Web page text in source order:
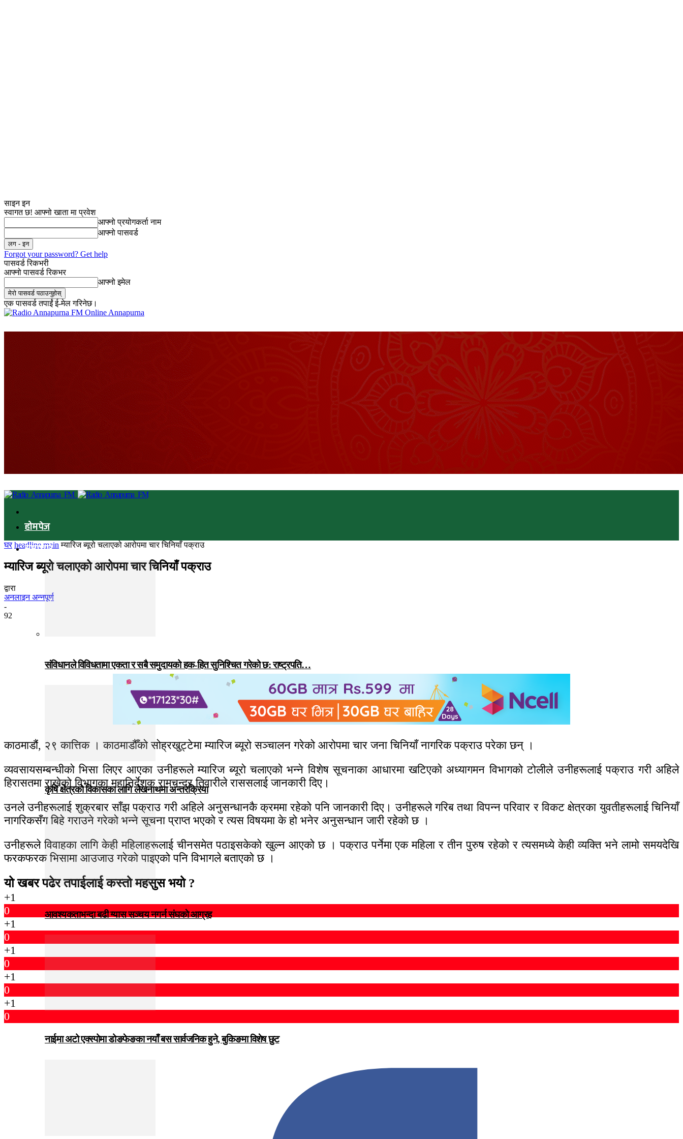
साइन इन
स्वागत छ! आफ्नो खाता मा प्रवेश
आफ्नो प्रयोगकर्ता नाम
आफ्नो पासवर्ड
Forgot your password? Get help
पासवर्ड रिकभरी
आफ्नो पासवर्ड रिकभर
आफ्नो इमेल
एक पासवर्ड तपाईं ई-मेल गरिनेछ।
Online Annapurna
होमपेज
समाचार
संविधानले विविधतामा एकता र सबै समुदायको हक-हित सुनिश्चित गरेको छ: राष्ट्रपति…
कृषि क्षेत्रको विकासका लागि लेखनाथमा अन्तरक्रिया
आवश्यकताभन्दा बढी ग्यास सञ्चय नगर्न संघकाे आग्रह
नाईमा अटो एक्स्पोमा डोङफेङका नयाँ बस सार्वजनिक हुने, बुकिङमा विशेष छुट
घर headline main म्यारिज ब्यूरो चलाएको आरोपमा चार चिनियाँ पक्राउ
म्यारिज ब्यूरो चलाएको आरोपमा चार चिनियाँ पक्राउ
द्वारा
अनलाइन अन्नपूर्ण
-
92
काठमाडौं, २९ कात्तिक । काठमाडौँको सोह्रखुट्टेमा म्यारिज ब्यूरो सञ्चालन गरेको आरोपमा चार जना चिनियाँ नागरिक पक्राउ परेका छन् ।
व्यवसायसम्बन्धीको भिसा लिएर आएका उनीहरूले म्यारिज ब्यूरो चलाएको भन्ने विशेष सूचनाका आधारमा खटिएको अध्यागमन विभागको टोलीले उनीहरूलाई पक्राउ गरी अहिले
हिरासतमा राखेको विभागका महानिर्देशक रामचन्द्र तिवारीले राससलाई जानकारी दिए।
उनले उनीहरूलाई शुक्रबार साँझ पक्राउ गरी अहिले अनुसन्धानकै क्रममा रहेको पनि जानकारी दिए। उनीहरूले गरिब तथा विपन्न परिवार र विकट क्षेत्रका युवतीहरूलाई चिनियाँ
नागरिकसँग बिहे गराउने गरेको भन्ने सूचना प्राप्त भएको र त्यस विषयमा के हो भनेर अनुसन्धान जारी रहेको छ ।
उनीहरूले विवाहका लागि केही महिलाहरूलाई चीनसमेत पठाइसकेको खुल्न आएको छ । पक्राउ पर्नेमा एक महिला र तीन पुरुष रहेको र त्यसमध्ये केही व्यक्ति भने लामो समयदेखि
फरकफरक भिसामा आउजाउ गरेको पाइएको पनि विभागले बताएको छ ।
यो खबर पढेर तपाईलाई कस्तो महसुस भयो ?
+1
0
+1
0
+1
0
+1
0
+1
0